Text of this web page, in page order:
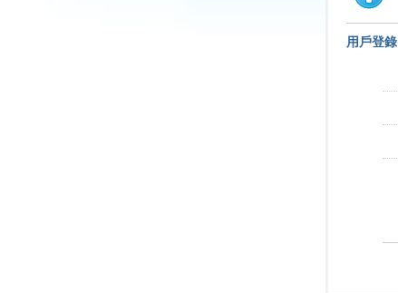
用戶登錄